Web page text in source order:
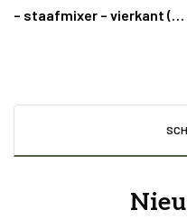
– staafmixer – vierkant (…